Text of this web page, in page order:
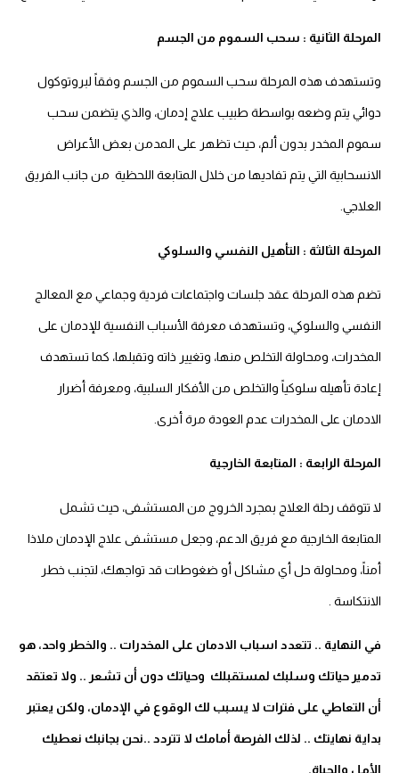
المرحلة الثانية : سحب السموم من الجسم
وتستهدف هذه المرحلة سحب السموم من الجسم وفقاً لبروتوكول
دوائي يتم وضعه بواسطة طبيب علاج إدمان، والذي يتضمن سحب
سموم المخدر بدون ألم، حيث تظهر على المدمن بعض الأعراض
الانسحابية التي يتم تفاديها من خلال المتابعة اللحظية من جانب الفريق
العلاجي.
المرحلة الثالثة : التأهيل النفسي والسلوكي
تضم هذه المرحلة عقد جلسات واجتماعات فردية وجماعي مع المعالج
النفسي والسلوكي، وتستهدف معرفة الأسباب النفسية للإدمان على
المخدرات، ومحاولة التخلص منها، وتغيير ذاته وتقبلها، كما تستهدف
إعادة تأهيله سلوكياً والتخلص من الأفكار السلبية، ومعرفة أضرار
الادمان على المخدرات عدم العودة مرة أخرى.
المرحلة الرابعة : المتابعة الخارجية
لا تتوقف رحلة العلاج بمجرد الخروج من المستشفى، حيث تشمل
المتابعة الخارجية مع فريق الدعم، وجعل مستشفى علاج الإدمان ملاذا
أمناً، ومحاولة حل أي مشاكل أو ضغوطات قد تواجهك، لتجنب خطر
الانتكاسة .
في النهاية .. تتعدد اسباب الادمان على المخدرات .. والخطر واحد، هو
تدمير حياتك وسلبك لمستقبلك وحياتك دون أن تشعر .. ولا تعتقد
أن التعاطي على فترات لا يسبب لك الوقوع في الإدمان، ولكن يعتبر
بداية نهايتك .. لذلك الفرصة أمامك لا تتردد ..نحن بجانبك نعطيك
الأمل والحياة.